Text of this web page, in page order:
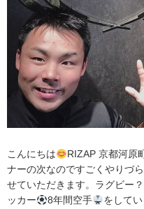
こんにちは
RIZAP 京都河原
ナーの次なのですごくやりづ
せていただきます。ラグビー
ッカー
8年間空手
をして